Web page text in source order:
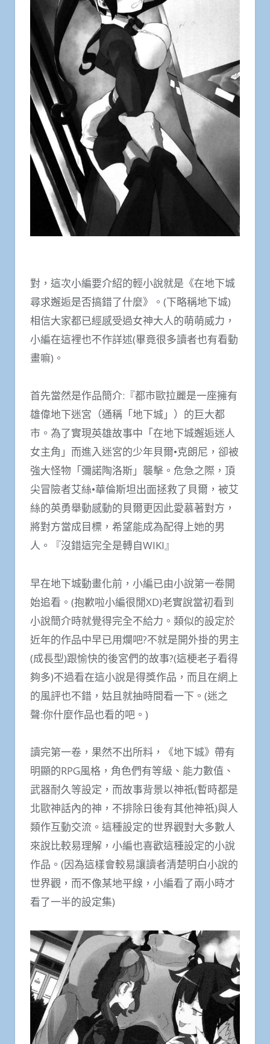
對，這次小編要介紹的輕小說就是《在地下城
尋求邂逅是否搞錯了什麼》。(下略稱地下城)
相信大家都已經感受過女神大人的萌萌威力，
小編在這裡也不作詳述(畢竟很多讀者也有看動
畫嘛)。
首先當然是作品簡介:『都市歐拉麗是一座擁有
雄偉地下迷宮（通稱「地下城」）的巨大都
市。為了實現英雄故事中「在地下城邂逅迷人
女主角」而進入迷宮的少年貝爾•克朗尼，卻被
強大怪物「彌諾陶洛斯」襲擊。危急之際，頂
尖冒險者艾絲•華倫斯坦出面拯救了貝爾，被艾
絲的英勇舉動感動的貝爾更因此愛慕著對方，
將對方當成目標，希望能成為配得上她的男
人。『沒錯這完全是轉自WIKI』
早在地下城動畫化前，小編已由小說第一卷開
始追看。(抱歉啦小編很閒XD)老實說當初看到
小說簡介時就覺得完全不給力。類似的設定於
近年的作品中早已用爛吧?不就是開外掛的男主
(成長型)跟愉快的後宮們的故事?(這梗老子看得
夠多)不過看在這小說是得獎作品，而且在網上
的風評也不錯，姑且就抽時間看一下。(迷之
聲:你什麼作品也看的吧。)
讀完第一卷，果然不出所料，《地下城》帶有
明顯的RPG風格，角色們有等級、能力數值、
武器耐久等設定，而故事背景以神祇(暫時都是
北歐神話內的神，不排除日後有其他神祇)與人
類作互動交流。這種設定的世界觀對大多數人
來說比較易理解，小編也喜歡這種設定的小說
作品。(因為這樣會較易讓讀者清楚明白小說的
世界觀，而不像某地平線，小編看了兩小時才
看了一半的設定集)